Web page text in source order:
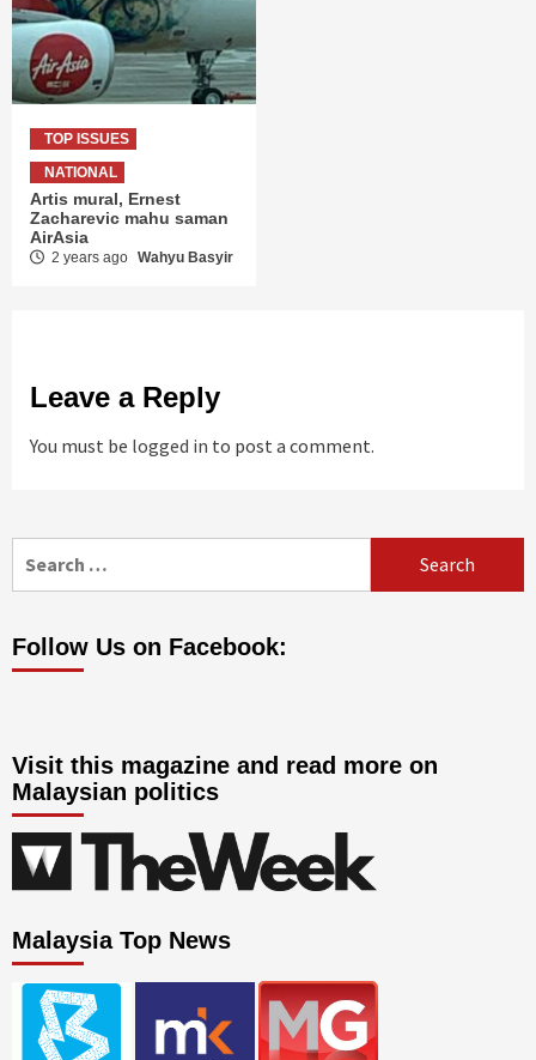
TOP ISSUES
NATIONAL
Artis mural, Ernest
Zacharevic mahu saman
AirAsia
2 years ago Wahyu Basyir
Leave a Reply
You must be logged in to post a comment.
for:
Follow Us on Facebook:
Visit this magazine and read more on
Malaysian politics
Malaysia Top News